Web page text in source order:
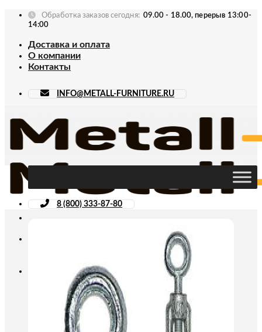
Skip
Обработка заказов сегодня: 09.00 - 18.00, перерыв 13:00-
14:00
Доставка и оплата
О компании
Контакты
INFO@METALL-FURNITURE.RU
8 (800) 333-87-80